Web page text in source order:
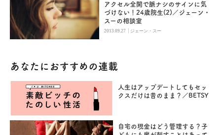
アクセル全開で脈ナシのサインに気
づけない！24歳院生(2)／ジェーン・
スーの相談室
2013.09.27 | ジェーン・スー
あなたにおすすめの連載
人生はアップデートしてもセッ
クスだけは昔のまま？／BETSY
自宅の現金はどう管理する？子